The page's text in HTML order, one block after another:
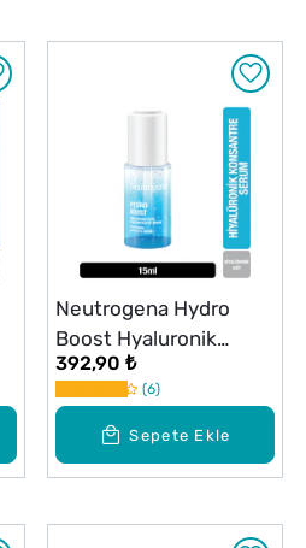
Sepete Ekle
Neutrogena Hydro
Boost Hyaluronik
Konsantre Serum 15 ml
392,90 ₺
6